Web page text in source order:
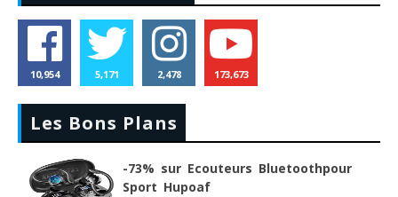
10,954 5,171 2,478 173,673
Les Bons Plans
-73% sur Ecouteurs Bluetoothpour
Sport Hupoaf